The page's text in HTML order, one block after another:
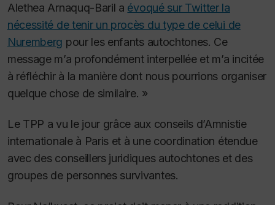
Alethea Arnaquq-Baril a évoqué sur Twitter la
nécessité de tenir un procès du type de celui de
Nuremberg pour les enfants autochtones. Ce
message m’a profondément interpellée et m’a incitée
à réfléchir à la manière dont nous pourrions organiser
quelque chose de similaire. »
Le TPP a vu le jour grâce aux conseils d’Amnistie
internationale à Paris et à une coordination étendue
avec des conseillers juridiques autochtones et des
groupes de personnes survivantes.